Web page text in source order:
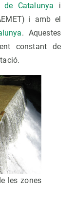
de Catalunya i
i amb el
. Aquestes
constant de
les zones